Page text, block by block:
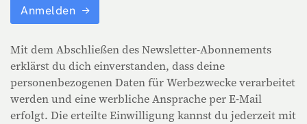
Anmelden
Mit dem Abschließen des Newsletter-Abonnements
erklärst du dich einverstanden, dass deine
personenbezogenen Daten für Werbezwecke verarbeitet
werden und eine werbliche Ansprache per E-Mail
erfolgt. Die erteilte Einwilligung kannst du jederzeit mit